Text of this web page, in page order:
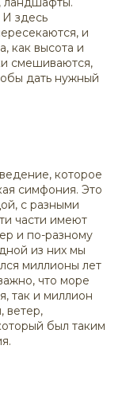
И здесь
и
как высота и
смешиваются,
дать нужный
которое
симфония. Это
с разными
части имеют
и по-разному
из них мы
миллионы лет
что море
так и миллион
ветер,
был таким